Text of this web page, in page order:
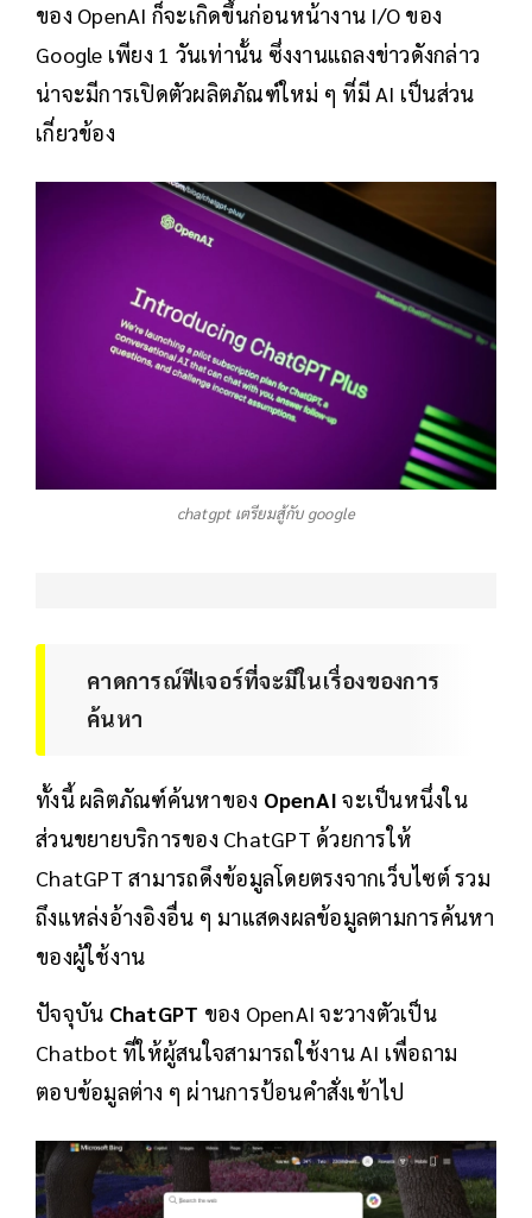
ของ OpenAI ก็จะเกิดขึ้นก่อนหน้างาน I/O ของ
Google เพียง 1 วันเท่านั้น ซึ่งงานแถลงข่าวดังกล่าว
น่าจะมีการเปิดตัวผลิตภัณฑ์ใหม่ ๆ ที่มี AI เป็นส่วน
เกี่ยวข้อง
chatgpt เตรียมสู้กับ google
คาดการณ์ฟีเจอร์ที่จะมีในเรื่องของการ
ค้นหา
ทั้งนี้ ผลิตภัณฑ์ค้นหาของ OpenAIจะเป็นหนึ่งใน
ส่วนขยายบริการของ ChatGPT ด้วยการให้
ChatGPT สามารถดึงข้อมูลโดยตรงจากเว็บไซต์ รวม
ถึงแหล่งอ้างอิงอื่น ๆ มาแสดงผลข้อมูลตามการค้นหา
ของผู้ใช้งาน
ปัจจุบัน ChatGPT ของ OpenAI จะวางตัวเป็น
Chatbot ที่ให้ผู้สนใจสามารถใช้งาน AI เพื่อถาม
ตอบข้อมูลต่าง ๆ ผ่านการป้อนคำสั่งเข้าไป